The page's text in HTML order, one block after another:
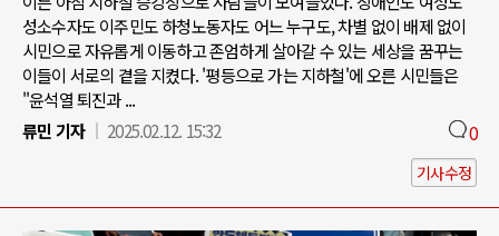
성소수자도 이주민도 하청노동자도 어느 누구도, 차별 없이 배제 없이
시민으로 자유롭게 이동하고 존엄하게 살아갈 수 있는 세상을 꿈꾸는
이들이 서로의 곁을 지켰다. '평등으로 가는 지하철'에 오른 시민들은
"윤석열 퇴진과 ...
류민 기자
2025.02.12. 15:32 0
기사수정